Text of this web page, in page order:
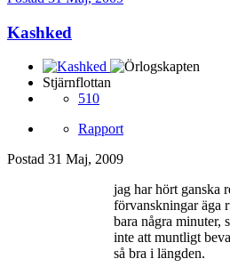
Kashked
Stjärnflottan
510
Rapport
Postad 31 Maj, 2009
jag har hört ganska
förvanskningar äga
bara några minuter,
inte att muntligt
så bra i längden.